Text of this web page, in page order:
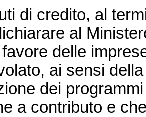
di credito, al
al
delle
ai sensi
dei
a contributo e